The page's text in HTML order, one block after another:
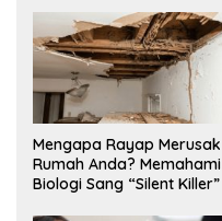
Mengapa Rayap Merusak
Rumah Anda? Memahami
Biologi Sang “Silent Killer”